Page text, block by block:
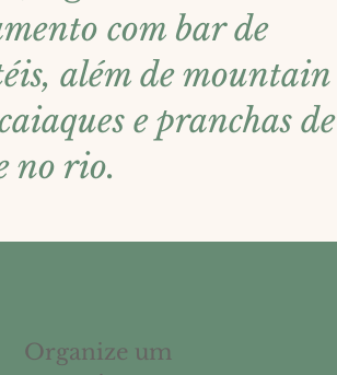
com bar de
além de mountain
e pranchas de
no rio.
Organize um